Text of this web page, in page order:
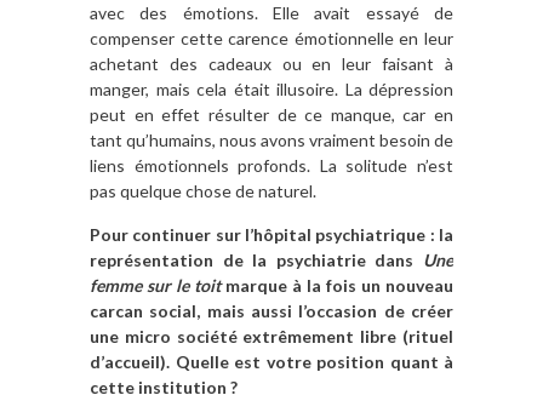
avec des émotions. Elle avait essayé de
compenser cette carence émotionnelle en leur
achetant des cadeaux ou en leur faisant à
manger, mais cela était illusoire. La dépression
peut en effet résulter de ce manque, car en
tant qu’humains, nous avons vraiment besoin de
liens émotionnels profonds. La solitude n’est
pas quelque chose de naturel.
Pour continuer sur l’hôpital psychiatrique : la
représentation de la psychiatrie dans Une
femme sur le toitmarque à la fois un nouveau
carcan social, mais aussi l’occasion de créer
une micro société extrêmement libre (rituel
d’accueil). Quelle est votre position quant à
cette institution ?